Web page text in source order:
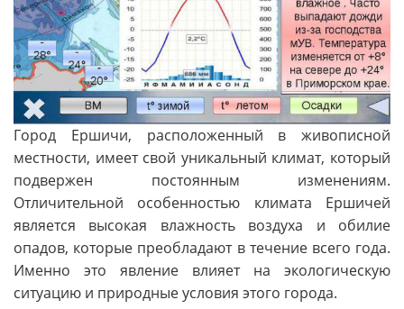
Город Ершичи, расположенный в живописной
местности, имеет свой уникальный климат, который
подвержен постоянным изменениям.
Отличительной особенностью климата Ершичей
является высокая влажность воздуха и обилие
опадов, которые преобладают в течение всего года.
Именно это явление влияет на экологическую
ситуацию и природные условия этого города.